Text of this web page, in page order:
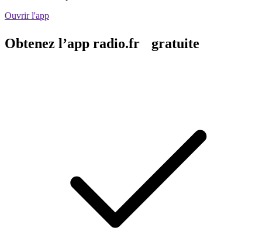
Ouvrir l'app
Obtenez l’app radio.fr gratuite